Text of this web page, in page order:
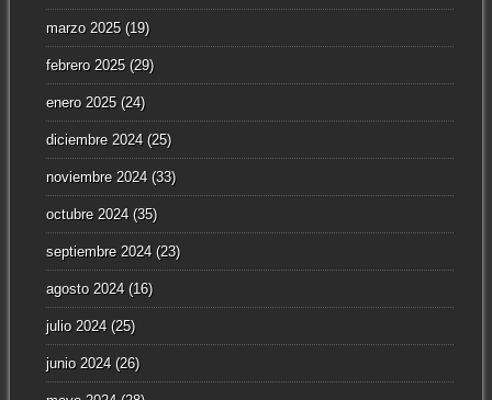
marzo 2025(19)
febrero 2025(29)
enero 2025(24)
diciembre 2024(25)
noviembre 2024(33)
octubre 2024(35)
septiembre 2024(23)
agosto 2024(16)
julio 2024(25)
junio 2024(26)